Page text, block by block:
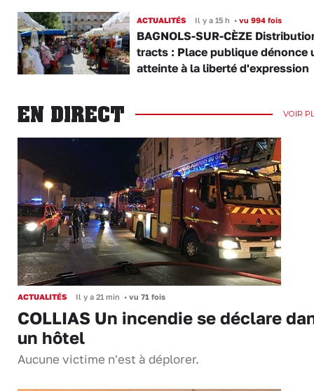
ACTUALITÉS Il y a 15 h •vu 994 fois
BAGNOLS-SUR-CÈZE
tracts : Place publique dénonce
atteinte à la liberté d'expression
EN DIRECT VOIR
ACTUALITÉS Il y a 21 min • vu 71 fois
COLLIAS Un incendie se déclare
un hôtel
Aucune victime n'est à déplorer.